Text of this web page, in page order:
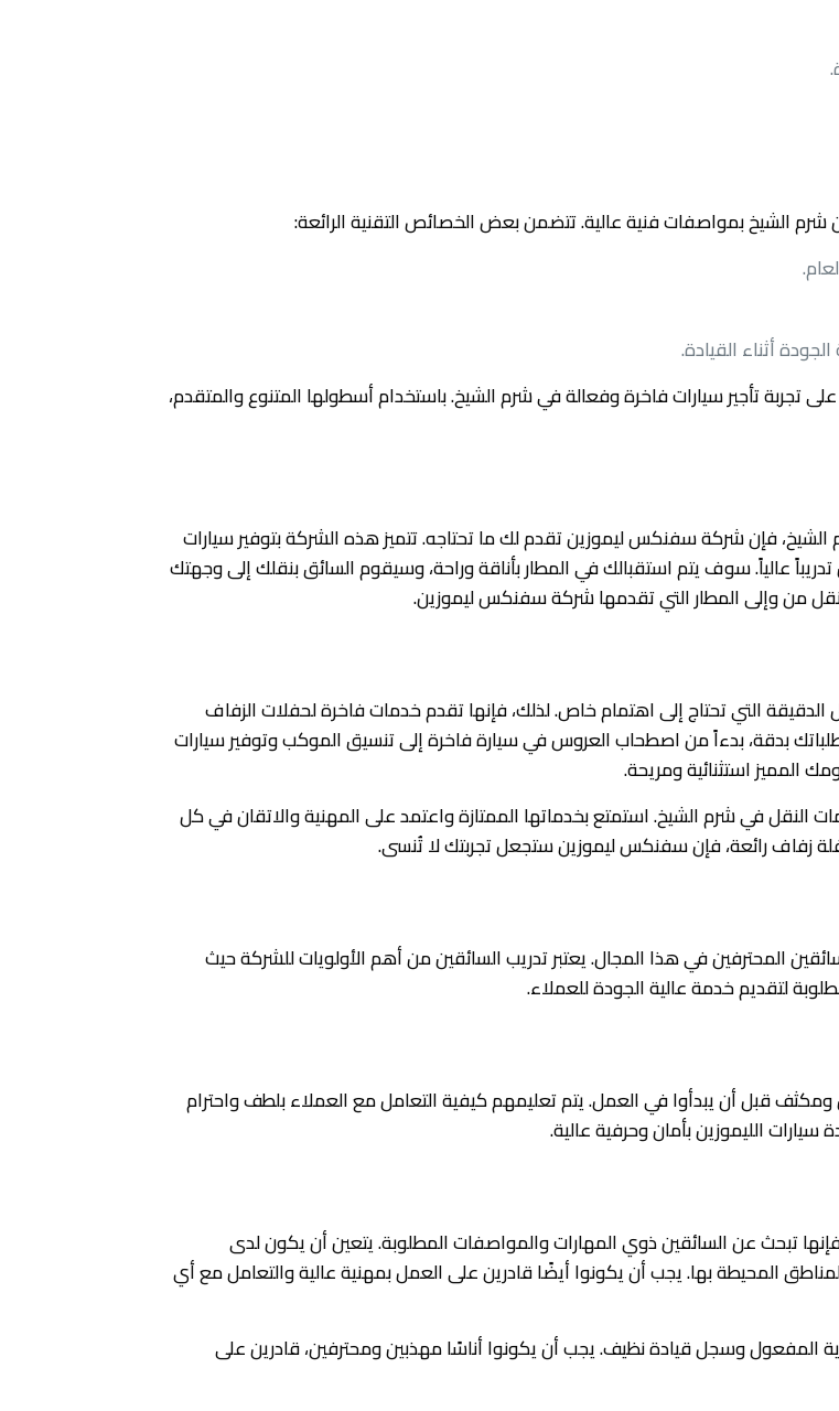
شرم الشيخ بمواصفات فنية عالية. تتضمن بعض الخصائص التقنية الرائعة:
أثناء القيادة.
تجربة تأجير سيارات فاخرة وفعالة في شرم الشيخ. باستخدام أسطولها المتنوع والمتقدم،
فإن شركة سفنكس ليموزين تقدم لك ما تحتاجه. تتميز هذه الشركة بتوفير سيارات
عالياً. سوف يتم استقبالك في المطار بأناقة وراحة، وسيقوم السائق بنقلك إلى وجهتك
من وإلى المطار التي تقدمها شركة سفنكس ليموزين.
التي تحتاج إلى اهتمام خاص. لذلك، فإنها تقدم خدمات فاخرة لحفلات الزفاف
بدقة، بدءاً من اصطحاب العروس في سيارة فاخرة إلى تنسيق الموكب وتوفير سيارات
المميز استثنائية ومريحة.
النقل في شرم الشيخ. استمتع بخدماتها الممتازة واعتمد على المهنية والاتقان في كل
زفاف رائعة، فإن سفنكس ليموزين ستجعل تجربتك لا تُنسى.
المحترفين في هذا المجال. يعتبر تدريب السائقين من أهم الأولويات للشركة حيث
لتقديم خدمة عالية الجودة للعملاء.
قبل أن يبدأوا في العمل. يتم تعليمهم كيفية التعامل مع العملاء بلطف واحترام
سيارات الليموزين بأمان وحرفية عالية.
تبحث عن السائقين ذوي المهارات والمواصفات المطلوبة. يتعين أن يكون لدى
المحيطة بها. يجب أن يكونوا أيضًا قادرين على العمل بمهنية عالية والتعامل مع أي
المفعول وسجل قيادة نظيف. يجب أن يكونوا أناسًا مهذبين ومحترفين، قادرين على